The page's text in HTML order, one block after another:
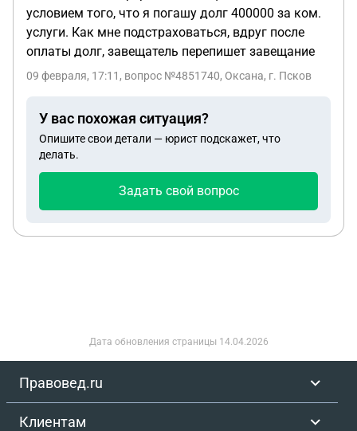
условием того, что я погашу долг 400000 за ком.
услуги. Как мне подстраховаться, вдруг после
оплаты долг, завещатель перепишет завещание
09 февраля, 17:11 , вопрос №4851740, Оксана, г. Псков
У вас похожая ситуация?
Опишите свои детали — юрист подскажет, что
делать.
Задать свой вопрос
Дата обновления страницы 14.04.2026
Правовед.ru
Клиентам